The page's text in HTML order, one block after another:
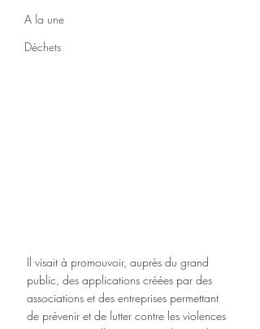
A la une
Déchets
Il visait à promouvoir, auprès du grand
public, des applications créées par des
associations et des entreprises permettant
de prévenir et de lutter contre les violences